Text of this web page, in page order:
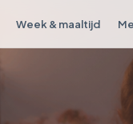
Week & maaltijd